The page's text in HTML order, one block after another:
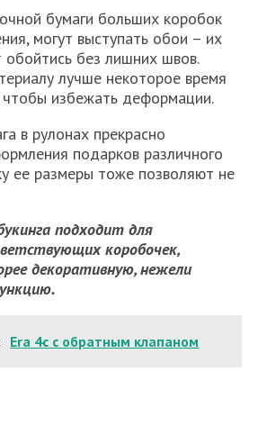
бумаги больших коробок
могут выступать обои – их
обойтись без лишних швов.
лучше некоторое время
чтобы избежать деформации.
в рулонах прекрасно
подарков различного
ее размеры тоже позволяют не
подходит для
коробочек,
декоративную, нежели
Era 4c с обратным клапаном